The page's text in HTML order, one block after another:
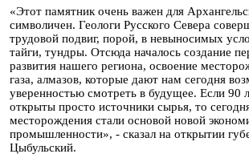
«Этот памятник очень важен для
символичен. Геологи Русского Севера
трудовой подвиг, порой, в невыносимых
тайги, тундры. Отсюда началось создание
развития нашего региона, освоение
газа, алмазов, которые дают нам сегодня
уверенностью смотреть в будущее. Если 90
открыты просто источники сырья, то
месторождения стали основой новой
промышленности», - сказал на открытии
Цыбульский.